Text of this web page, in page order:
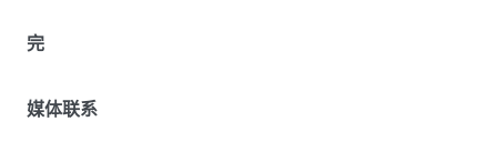
完
媒体联系